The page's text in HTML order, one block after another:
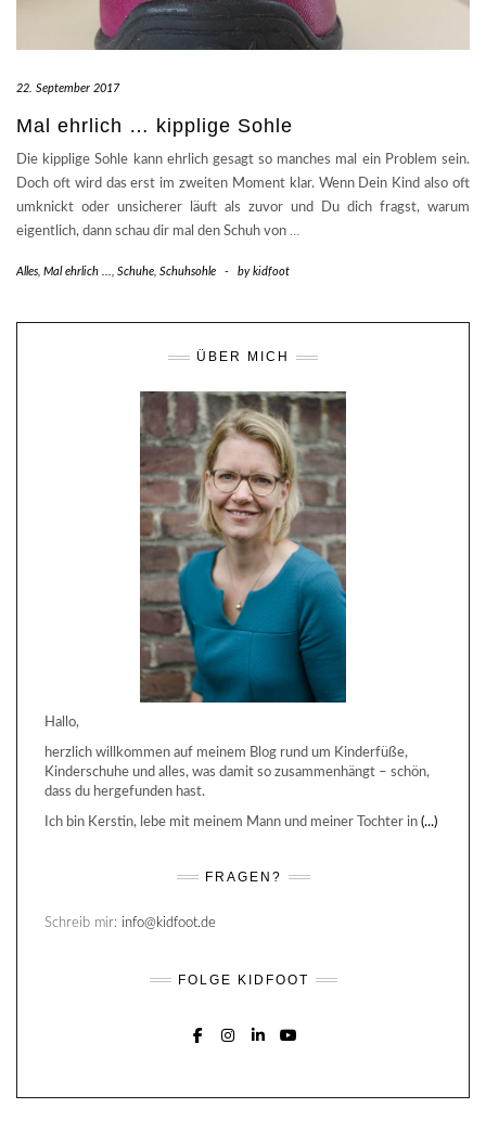
22. September 2017
Mal ehrlich … kipplige Sohle
Die kipplige Sohle kann ehrlich gesagt so manches mal ein Problem sein.
Doch oft wird das erst im zweiten Moment klar. Wenn Dein Kind also oft
umknickt oder unsicherer läuft als zuvor und Du dich fragst, warum
eigentlich, dann schau dir mal den Schuh von …
Alles, Mal ehrlich ..., Schuhe, Schuhsohle - bykidfoot
ÜBER MICH
Hallo,
herzlich willkommen auf meinem Blog rund um Kinderfüße,
Kinderschuhe und alles, was damit so zusammenhängt – schön,
dass du hergefunden hast.
Ich bin Kerstin, lebe mit meinem Mann und meiner Tochter in (...)
FRAGEN?
Schreib mir: info@kidfoot.de
FOLGE KIDFOOT